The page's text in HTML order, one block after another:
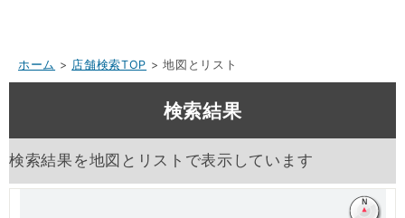
ホーム > 店舗検索TOP > 地図とリスト
検索結果
検索結果を地図とリストで表示しています